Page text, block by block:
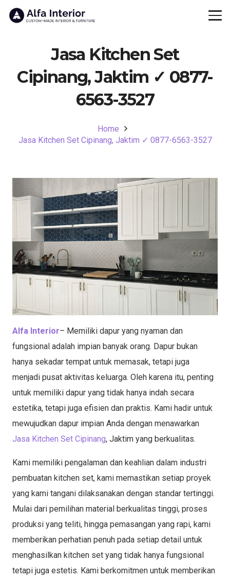
Jasa Kitchen Set
Cipinang, Jaktim ✓ 0877-
6563-3527
Home
Jasa Kitchen Set Cipinang, Jaktim ✓ 0877-6563-3527
Alfa Interior– Memiliki dapur yang nyaman dan
fungsional adalah impian banyak orang. Dapur bukan
hanya sekadar tempat untuk memasak, tetapi juga
menjadi pusat aktivitas keluarga. Oleh karena itu, penting
untuk memiliki dapur yang tidak hanya indah secara
estetika, tetapi juga efisien dan praktis. Kami hadir untuk
mewujudkan dapur impian Anda dengan menawarkan
Jasa Kitchen Set Cipinang, Jaktim yang berkualitas.
Kami memiliki pengalaman dan keahlian dalam industri
pembuatan kitchen set, kami memastikan setiap proyek
yang kami tangani dilaksanakan dengan standar tertinggi.
Mulai dari pemilihan material berkualitas tinggi, proses
produksi yang teliti, hingga pemasangan yang rapi, kami
memberikan perhatian penuh pada setiap detail untuk
menghasilkan kitchen set yang tidak hanya fungsional
tetapi juga estetis. Kami berkomitmen untuk memberikan